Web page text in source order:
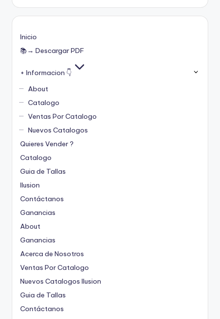
Inicio
📚→ Descargar PDF
+ Informacion 👇
About
Catalogo
Ventas Por Catalogo
Nuevos Catalogos
Quieres Vender ?
Catalogo
Guia de Tallas
Ilusion
Contáctanos
Ganancias
About
Ganancias
Acerca de Nosotros
Ventas Por Catalogo
Nuevos Catalogos Ilusion
Guia de Tallas
Contáctanos